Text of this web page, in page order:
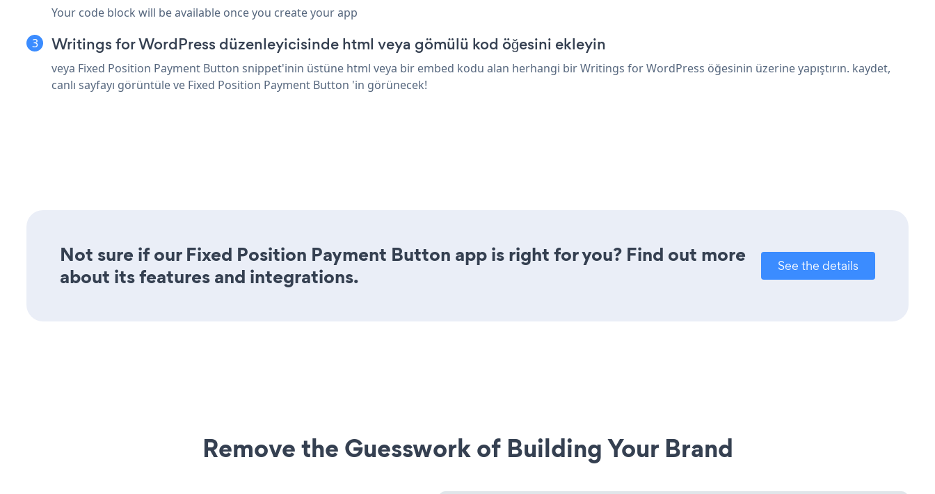
Your code block will be available once you create your app
Writings for WordPress düzenleyicisinde html veya gömülü kod öğesini ekleyin
veya Fixed Position Payment Button snippet'inin üstüne html veya bir embed kodu alan herhangi bir Writings for WordPress öğesinin üzerine yapıştırın. kaydet,
canlı sayfayı görüntüle ve Fixed Position Payment Button 'in görünecek!
Not sure if our Fixed Position Payment Button app is right for you? Find out more
about its features and integrations.
See the details
Remove the Guesswork of Building Your Brand